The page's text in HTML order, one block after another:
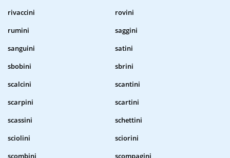
rivaccini
rovini
rumini
saggini
sanguini
satini
sbobini
sbrini
scalcini
scantini
scarpini
scartini
scassini
schettini
sciolini
sciorini
scombini
scompagini